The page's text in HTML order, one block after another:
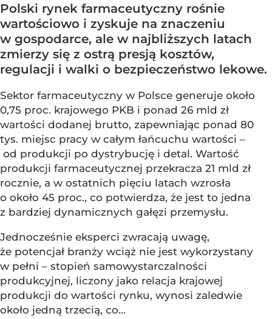
Polski rynek farmaceutyczny rośnie
wartościowo i zyskuje na znaczeniu
w gospodarce, ale w najbliższych latach
zmierzy się z ostrą presją kosztów,
regulacji i walki o bezpieczeństwo lekowe.
Sektor farmaceutyczny w Polsce generuje około
0,75 proc. krajowego PKB i ponad 26 mld zł
wartości dodanej brutto, zapewniając ponad 80
tys. miejsc pracy w całym łańcuchu wartości –
od produkcji po dystrybucję i detal. Wartość
produkcji farmaceutycznej przekracza 21 mld zł
rocznie, a w ostatnich pięciu latach wzrosła
o około 45 proc., co potwierdza, że jest to jedna
z bardziej dynamicznych gałęzi przemysłu.
Jednocześnie eksperci zwracają uwagę,
że potencjał branży wciąż nie jest wykorzystany
w pełni – stopień samowystarczalności
produkcyjnej, liczony jako relacja krajowej
produkcji do wartości rynku, wynosi zaledwie
około jedną trzecią, co...